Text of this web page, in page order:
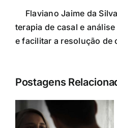
Flaviano Jaime da
terapia de casal e
e facilitar a resolução
Postagens
Psicoses e